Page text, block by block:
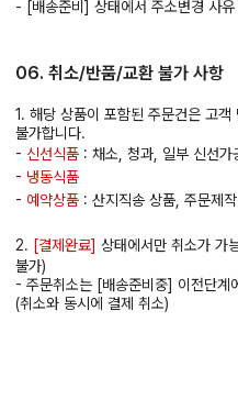
- [배송준비] 상태에서 주소변경 사
06. 취소/반품/교환 불가 사항
1. 해당 상품이 포함된 주문건은 고객
불가합니다.
- 신선식품 : 채소, 청과, 일부 신선
- 냉동식품
- 예약상품 : 산지직송 상품, 주문제
2. [결제완료] 상태에서만 취소가 가
불가)
- 주문취소는 [배송준비중] 이전단계
(취소와 동시에 결제 취소)